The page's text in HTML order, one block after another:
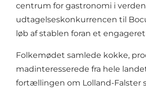
centrum for gastronomi i
udtagelseskonkurrencen til
løb af stablen foran et
Folkemødet samlede kokke,
madinteresserede fra hele
fortællingen om Lolland-Falster